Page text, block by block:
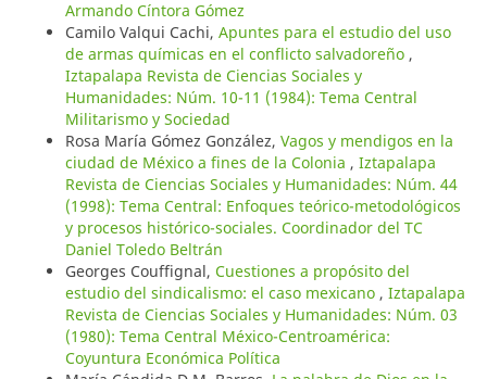
Armando Cíntora Gómez
Camilo Valqui Cachi, Apuntes para el estudio del uso
de armas químicas en el conflicto salvadoreño ,
Iztapalapa Revista de Ciencias Sociales y
Humanidades: Núm. 10-11 (1984): Tema Central
Militarismo y Sociedad
Rosa María Gómez González, Vagos y mendigos en la
ciudad de México a fines de la Colonia , Iztapalapa
Revista de Ciencias Sociales y Humanidades: Núm. 44
(1998): Tema Central: Enfoques teórico-metodológicos
y procesos histórico-sociales. Coordinador del TC
Daniel Toledo Beltrán
Georges Couffignal, Cuestiones a propósito del
estudio del sindicalismo: el caso mexicano , Iztapalapa
Revista de Ciencias Sociales y Humanidades: Núm. 03
(1980): Tema Central México-Centroamérica:
Coyuntura Económica Política